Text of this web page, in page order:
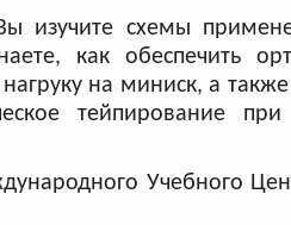
изучите схемы
как обеспечить
на миниск, а
тейпирование
Учебного